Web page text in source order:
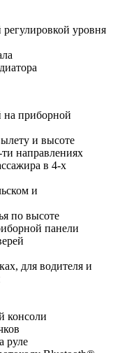
уровня
приборной
и высоте
направлениях
в 4-х
и
по высоте
панели
для водителя и
консоли
руле